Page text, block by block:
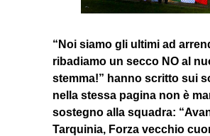
“Noi siamo gli ultimi ad
ribadiamo un secco NO al
stemma!” hanno scritto sui
nella stessa pagina non è
sostegno alla squadra:
Tarquinia, Forza vecchio